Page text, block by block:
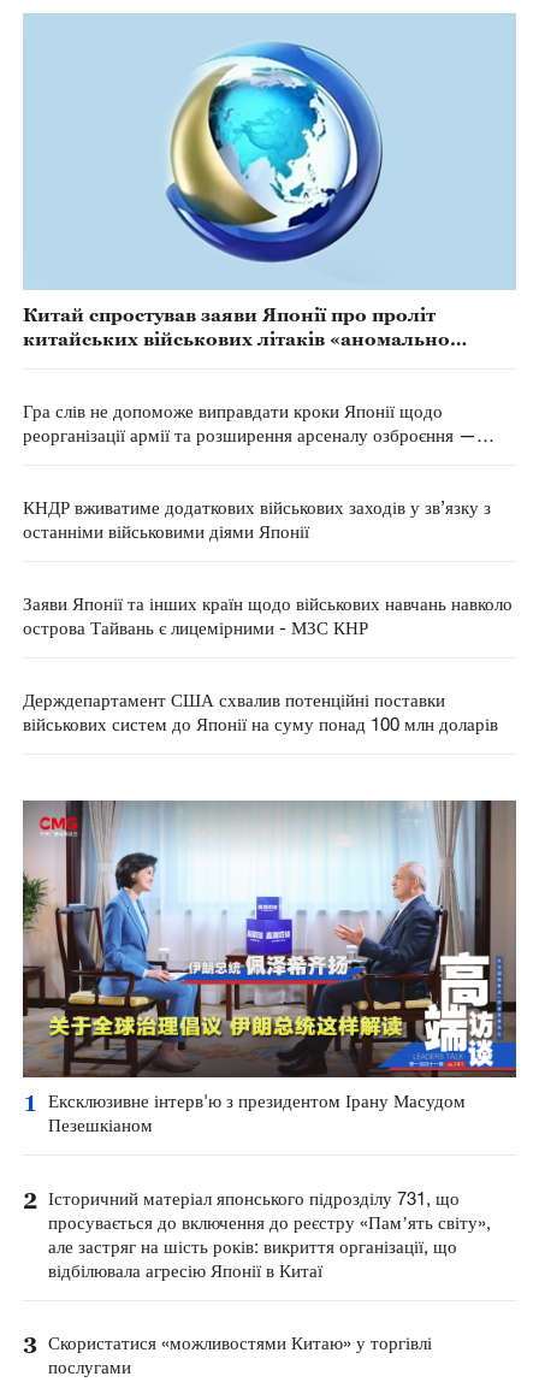
Китай спростував заяви Японії про проліт
китайських військових літаків «аномально
Гра слів не допоможе виправдати кроки Японії щодо
реорганізації армії та розширення арсеналу озброєння —
КНДР вживатиме додаткових військових заходів у зв’язку з
останніми військовими діями Японії
Заяви Японії та інших країн щодо військових навчань навколо
острова Тайвань є лицемірними - МЗС КНР
Держдепартамент США схвалив потенційні поставки
військових систем до Японії на суму понад 100 млн доларів
1
Ексклюзивне інтерв'ю з президентом Ірану Масудом
Пезешкіаном
2 Історичний матеріал японського підрозділу 731, що
просувається до включення до реєстру «Памʼять світу»,
але застряг на шість років: викриття організації, що
відбілювала агресію Японії в Китаї
3 Скористатися «можливостями Китаю» у торгівлі
послугами